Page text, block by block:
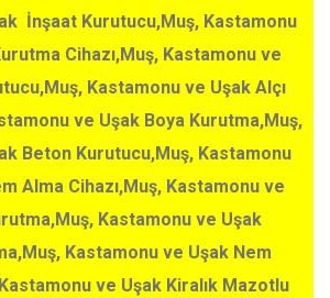
İnşaat Kurutucu,Muş, Kastamonu
Cihazı,Muş, Kastamonu ve
Kastamonu ve Uşak Alçı
ve Uşak Boya Kurutma,Muş,
Beton Kurutucu,Muş, Kastamonu
Alma Cihazı,Muş, Kastamonu ve
Kastamonu ve Uşak
Kastamonu ve Uşak Nem
ve Uşak Kiralık Mazotlu